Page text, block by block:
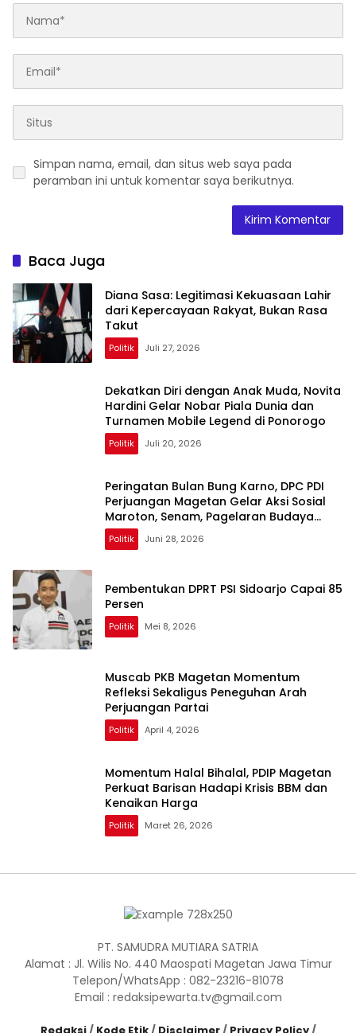
Simpan nama, email, dan situs web saya pada
peramban ini untuk komentar saya berikutnya.
Baca Juga
Diana Sasa: Legitimasi Kekuasaan Lahir
dari Kepercayaan Rakyat, Bukan Rasa
Takut
Politik Juli 27, 2026
Dekatkan Diri dengan Anak Muda, Novita
Hardini Gelar Nobar Piala Dunia dan
Turnamen Mobile Legend di Ponorogo
Politik Juli 20, 2026
Peringatan Bulan Bung Karno, DPC PDI
Perjuangan Magetan Gelar Aksi Sosial
Maroton, Senam, Pagelaran Budaya
Hingga Diskusi
Politik Juni 28, 2026
Pembentukan DPRT PSI Sidoarjo Capai 85
Persen
Politik Mei 8, 2026
Muscab PKB Magetan Momentum
Refleksi Sekaligus Peneguhan Arah
Perjuangan Partai
Politik April 4, 2026
Momentum Halal Bihalal, PDIP Magetan
Perkuat Barisan Hadapi Krisis BBM dan
Kenaikan Harga
Politik Maret 26, 2026
PT. SAMUDRA MUTIARA SATRIA
Alamat : Jl. Wilis No. 440 Maospati Magetan Jawa Timur
Telepon/WhatsApp : 082-23216-81078
Email : redaksipewarta.tv@gmail.com